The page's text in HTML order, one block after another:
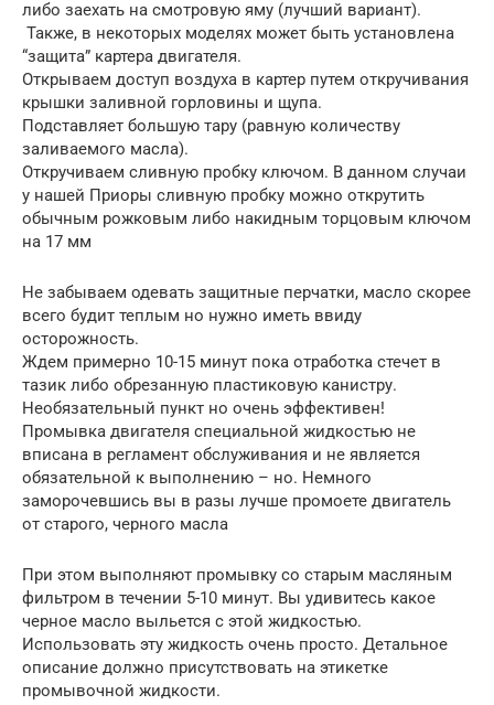
либо заехать на смотровую яму (лучший вариант).
Также, в некоторых моделях может быть установлена
“защита” картера двигателя.
Открываем доступ воздуха в картер путем откручивания
крышки заливной горловины и щупа.
Подставляет большую тару (равную количеству
заливаемого масла).
Откручиваем сливную пробку ключом. В данном случаи
у нашей Приоры сливную пробку можно открутить
обычным рожковым либо накидным торцовым ключом
на 17 мм
Не забываем одевать защитные перчатки, масло скорее
всего будит теплым но нужно иметь ввиду
осторожность.
Ждем примерно 10-15 минут пока отработка стечет в
тазик либо обрезанную пластиковую канистру.
Необязательный пункт но очень эффективен!
Промывка двигателя специальной жидкостью не
вписана в регламент обслуживания и не является
обязательной к выполнению – но. Немного
заморочевшись вы в разы лучше промоете двигатель
от старого, черного масла
При этом выполняют промывку со старым масляным
фильтром в течении 5-10 минут. Вы удивитесь какое
черное масло выльется с этой жидкостью.
Использовать эту жидкость очень просто. Детальное
описание должно присутствовать на этикетке
промывочной жидкости.